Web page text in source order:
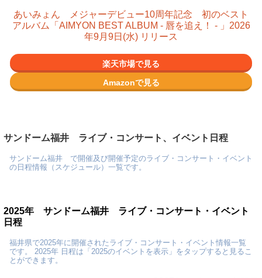
あいみょん メジャーデビュー10周年記念 初のベスト
アルバム「AIMYON BEST ALBUM - 唇を追え！ - 」2026
年9月9日(水) リリース
楽天市場で見る
Amazonで見る
サンドーム福井 ライブ・コンサート、イベント日程
サンドーム福井 で開催及び開催予定のライブ・コンサート・イベント
の日程情報（スケジュール）一覧です。
2025年 サンドーム福井 ライブ・コンサート・イベント
日程
福井県で2025年に開催されたライブ・コンサート・イベント情報一覧
です。 2025年 日程は「2025のイベントを表示」をタップすると見るこ
とができます。